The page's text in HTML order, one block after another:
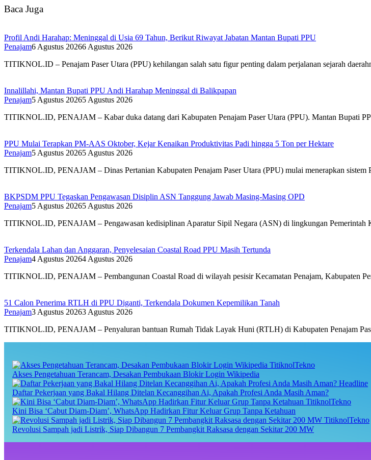
Baca Juga
Profil Andi Harahap: Meninggal di Usia 69 Tahun, Berikut Riwayat Jabatan Mantan Bupati PPU
Penajam6 Agustus 20266 Agustus 2026
TITIKNOL.ID – Penajam Paser Utara (PPU) kehilangan salah satu figur penting dalam perjalanan sejarah
Innalillahi, Mantan Bupati PPU Andi Harahap Meninggal di Balikpapan
Penajam5 Agustus 20265 Agustus 2026
TITIKNOL.ID, PENAJAM – Kabar duka datang dari Kabupaten Penajam Paser Utara (PPU). Mantan Bupati
PPU Mulai Terapkan PM-AAS Oktober, Kejar Kenaikan Produktivitas Padi hingga 5 Ton per Hektare
Penajam5 Agustus 20265 Agustus 2026
TITIKNOL.ID, PENAJAM – Dinas Pertanian Kabupaten Penajam Paser Utara (PPU) mulai menerapkan
BKPSDM PPU Tegaskan Pengawasan Disiplin ASN Tanggung Jawab Masing-Masing OPD
Penajam5 Agustus 20265 Agustus 2026
TITIKNOL.ID, PENAJAM – Pengawasan kedisiplinan Aparatur Sipil Negara (ASN) di lingkungan Pemerintah
Terkendala Lahan dan Anggaran, Penyelesaian Coastal Road PPU Masih Tertunda
Penajam4 Agustus 20264 Agustus 2026
TITIKNOL.ID, PENAJAM – Pembangunan Coastal Road di wilayah pesisir Kecamatan Penajam, Kabupaten
51 Calon Penerima RTLH di PPU Diganti, Terkendala Dokumen Kepemilikan Tanah
Penajam3 Agustus 20263 Agustus 2026
TITIKNOL.ID, PENAJAM – Penyaluran bantuan Rumah Tidak Layak Huni (RTLH) di Kabupaten Penajam
TitiknolTekno
Akses Pengetahuan Terancam, Desakan Pembukaan Blokir Login Wikipedia
Headline
Daftar Pekerjaan yang Bakal Hilang Ditelan Kecanggihan Ai, Apakah Profesi Anda Masih Aman?
TitiknolTekno
Kini Bisa ‘Cabut Diam-Diam’, WhatsApp Hadirkan Fitur Keluar Grup Tanpa Ketahuan
TitiknolTekno
Revolusi Sampah jadi Listrik, Siap Dibangun 7 Pembangkit Raksasa dengan Sekitar 200 MW